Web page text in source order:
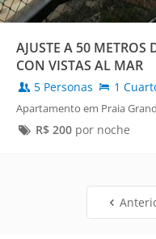
AJUSTE A 50 METROS
CON VISTAS AL MAR
5 Personas 1
Apartamento em Praia
R$ 200por noche